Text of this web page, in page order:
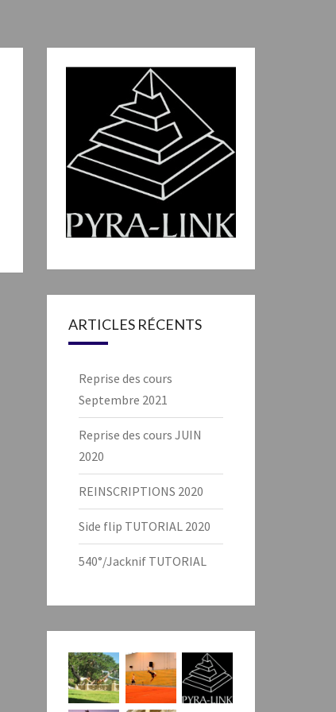
ARTICLES RÉCENTS
Reprise des cours
Septembre 2021
Reprise des cours JUIN
2020
REINSCRIPTIONS 2020
Side flip TUTORIAL 2020
540°/Jacknif TUTORIAL